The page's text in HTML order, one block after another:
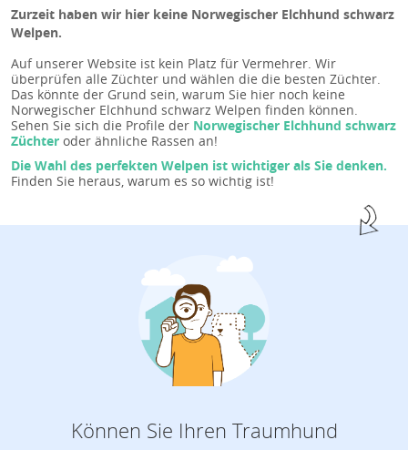
Zurzeit haben wir hier keine Norwegischer Elchhund schwarz
Welpen.
Auf unserer Website ist kein Platz für Vermehrer. Wir
überprüfen alle Züchter und wählen die die besten Züchter.
Das könnte der Grund sein, warum Sie hier noch keine
Norwegischer Elchhund schwarz Welpen finden können.
Sehen Sie sich die Profile der Norwegischer Elchhund schwarz
Züchter oder ähnliche Rassen an!
Die Wahl des perfekten Welpen ist wichtiger als Sie denken.
Finden Sie heraus, warum es so wichtig ist!
Können Sie Ihren Traumhund